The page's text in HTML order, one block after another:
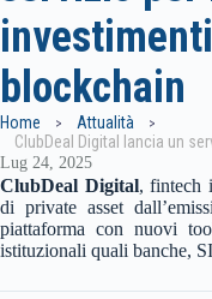
blockchain
Home
Attualità
Lug 24, 2025
ClubDeal Digital, fintech
di private asset
piattaforma con nuovi
istituzionali quali banche,